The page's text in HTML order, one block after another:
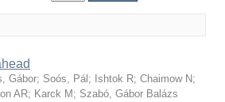
Gábor; Soós, Pál ; Ishtok R; Chaimow N;
AR; Karck M ; Szabó, Gábor Balázs